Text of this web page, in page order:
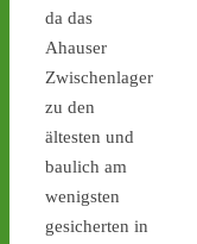
da das
Ahauser
Zwischenlager
zu den
ältesten und
baulich am
wenigsten
gesicherten in